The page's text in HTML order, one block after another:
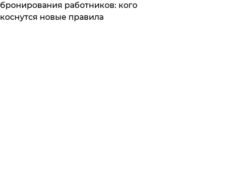
бронирования работников: кого
коснутся новые правила